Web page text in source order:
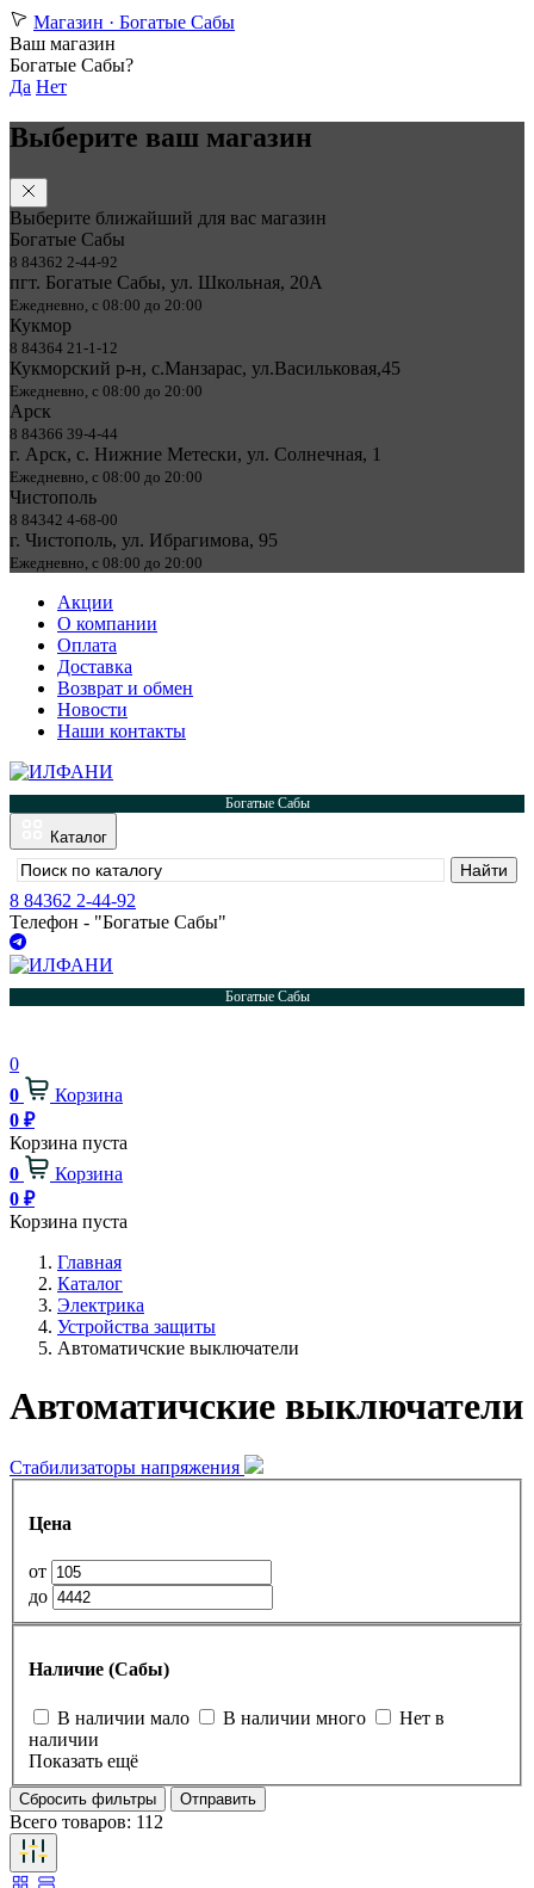
Магазин · Богатые Сабы
Ваш магазин
Богатые Сабы?
Да Нет
Выберите ваш магазин
Выберите ближайший для вас магазин
Богатые Сабы
8 84362 2-44-92
пгт. Богатые Сабы, ул. Школьная, 20А
Ежедневно, с 08:00 до 20:00
Кукмор
8 84364 21-1-12
Кукморский р-н, с.Манзарас, ул.Васильковая,45
Ежедневно, с 08:00 до 20:00
Арск
8 84366 39-4-44
г. Арск, с. Нижние Метески, ул. Солнечная, 1
Ежедневно, с 08:00 до 20:00
Чистополь
8 84342 4-68-00
г. Чистополь, ул. Ибрагимова, 95
Ежедневно, с 08:00 до 20:00
Акции
О компании
Оплата
Доставка
Возврат и обмен
Новости
Наши контакты
Богатые Сабы
Каталог
8 84362 2-44-92
Телефон - "Богатые Сабы"
Богатые Сабы
0
0
Корзина
0 ₽
Корзина пуста
0
Корзина
0 ₽
Корзина пуста
Главная
Каталог
Электрика
Устройства защиты
Автоматичские выключатели
Автоматичские выключатели
Стабилизаторы напряжения
Цена
от
до
Наличие (Сабы)
В наличии мало В наличии много
Нет в
наличии
Показать ещё
Сбросить фильтры Отправить
Всего товаров: 112